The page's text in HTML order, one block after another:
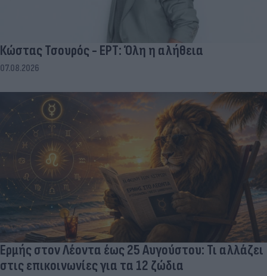
Κώστας Τσουρός - ΕΡΤ: Όλη η αλήθεια
07.08.2026
Ερμής στον Λέοντα έως 25 Αυγούστου: Τι αλλάζει
στις επικοινωνίες για τα 12 ζώδια